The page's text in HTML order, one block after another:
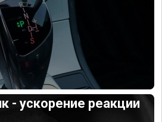
- ускорение реакции